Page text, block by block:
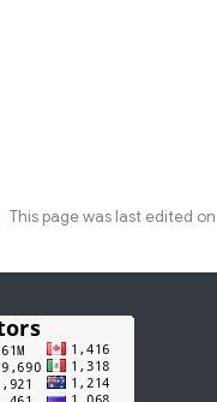
This page was last edited